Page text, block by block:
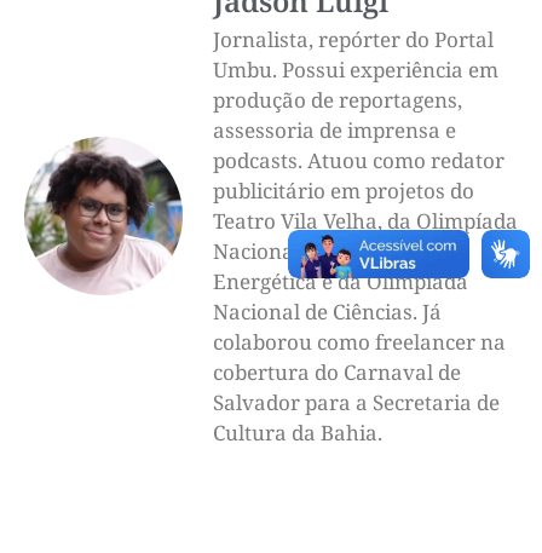
Jornalista, repórter do Portal
Umbu. Possui experiência em
produção de reportagens,
assessoria de imprensa e
podcasts. Atuou como redator
publicitário em projetos do
Teatro Vila Velha, da Olimpíada
Nacional de Eficiência
Energética e da Olimpíada
Nacional de Ciências. Já
colaborou como freelancer na
cobertura do Carnaval de
Salvador para a Secretaria de
Cultura da Bahia.